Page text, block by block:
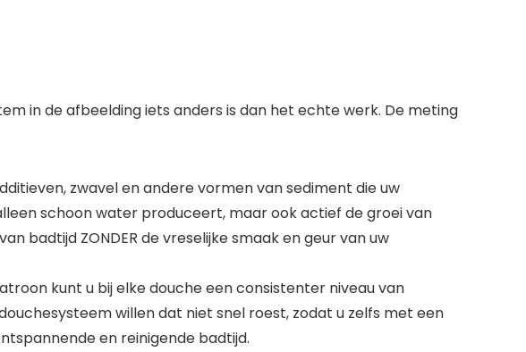
in de afbeelding iets anders is dan het echte werk. De meting
zwavel en andere vormen van sediment die uw
schoon water produceert, maar ook actief de groei van
badtijd ZONDER de vreselijke smaak en geur van uw
kunt u bij elke douche een consistenter niveau van
willen dat niet snel roest, zodat u zelfs met een
en reinigende badtijd.